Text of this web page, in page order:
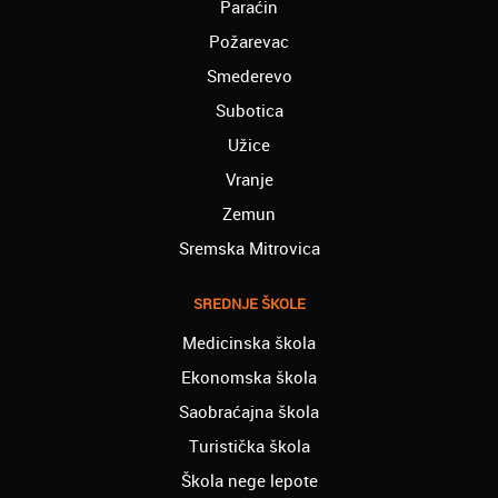
Bačka Palanka – Darko:
Završio sam obuku za viljuškaristu, momci
Bačka Topola - Velimir:
nažalost, sa završenim fakultetom nisam
uspeo da nađem posao. Prijavio sam se za
gde sam obavljao praksu sam počeo da
Boljevac – Đurđija:
PA VI STE GENIJALCI
Bosilegrad – Slaviša:
Opredelio sam se za online varijantu Web
Brus - Slađana:
Na kursu sam engleskog jezika od početka
Paraćin
Požarevac
Smederevo
Subotica
Užice
Vranje
Zemun
Sremska Mitrovica
SREDNJE ŠKOLE
Medicinska škola
Ekonomska škola
Saobraćajna škola
Turistička škola
Škola nege lepote